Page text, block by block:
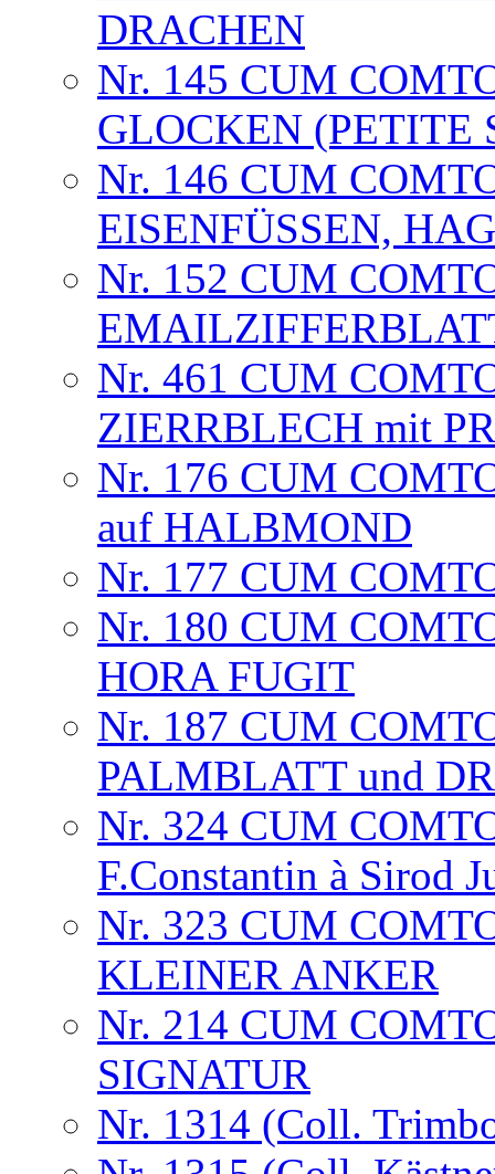
DRACHEN
Nr. 145 CUM
GLOCKEN (PETITE
Nr. 146 CUM
EISENFÜSSEN,
Nr. 152 CUM
Nr. 461 CUM
ZIERRBLECH mit
Nr. 176 CUM
auf HALBMOND
Nr. 177 CUM
Nr. 180 CUM
HORA FUGIT
Nr. 187 CUM
PALMBLATT und
Nr. 324 CUM
F.Constantin à Sirod
Nr. 323 CUM
KLEINER ANKER
Nr. 214 CUM
SIGNATUR
Nr. 1314 (Coll.